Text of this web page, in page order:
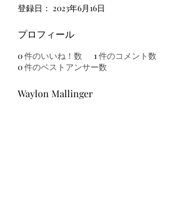
登録日： 2023年6月16日
プロフィール
0件のいいね！数 1 件のコメント数
0件のベストアンサー数
Waylon Mallinger